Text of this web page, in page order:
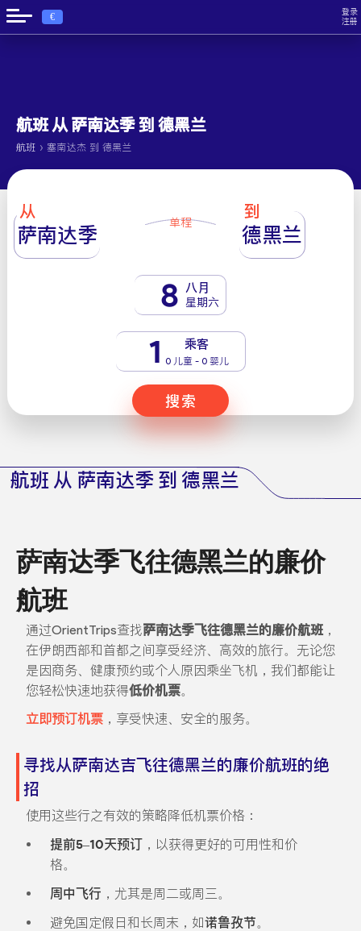
€
登录
注册
航班 从 萨南达季 到 德黑兰
航班 › 塞南达杰 到 德黑兰
从
萨南达季 单程
到
德黑兰
8 八月
星期六
1 乘客
0 儿童 - 0 婴儿
搜索
航班 从 萨南达季 到 德黑兰
萨南达季飞往德黑兰的廉价
航班
通过OrientTrips查找萨南达季飞往德黑兰的廉价航班，
在伊朗西部和首都之间享受经济、高效的旅行。无论您
是因商务、健康预约或个人原因乘坐飞机，我们都能让
您轻松快速地获得低价机票。
立即预订机票，享受快速、安全的服务。
寻找从萨南达吉飞往德黑兰的廉价航班的绝
招
使用这些行之有效的策略降低机票价格：
提前5–10天预订，以获得更好的可用性和价
格。
周中飞行 ，尤其是周二或周三。
避免国定假日和长周末，如诺鲁孜节。